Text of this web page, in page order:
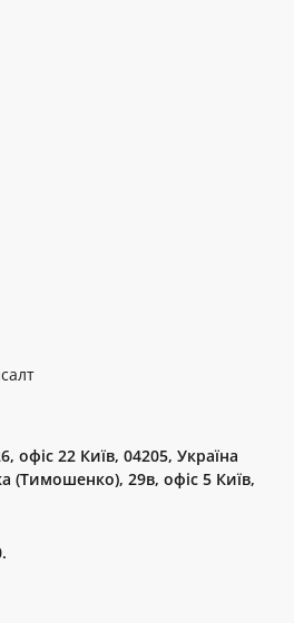
офіс 22 Київ, 04205, Україна
(Тимошенко), 29в, офіс 5 Київ,